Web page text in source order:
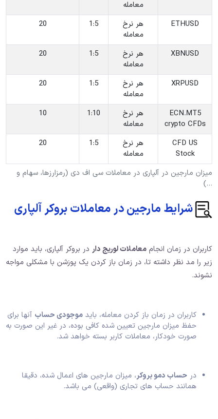
میزان مارجین در آلپاری در معاملات سی اف دی (رمزارزها، سهام و
…)
معامله
‎ETHUSD
‎هر نرخ
معامله
‎1:5
20
‎XBNUSD
‎هر نرخ
معامله
‎1:5
20
‎XRPUSD
‎هر نرخ
معامله
‎1:5
20
‎ECN.MT5
crypto CFDs
‎هر نرخ
معامله
‎1:10
10
‎CFD US
Stock
‎هر نرخ
معامله
‎1:5
20
شرایط مارجین در معاملات بروکر آلپاری
کاربران در زمان انجام معاملات لوریج دار در بروکر آلپاری، باید موارد
زیر را مد نظر داشته تا، در زمان باز کردن یک پوزشن با مشکلی مواجه
نشوند.
کاربران در زمان باز کردن معامله، باید موجودی حساب آنها برای
حفظ میزان مارجین تعیین شده کافی بوده، در غیر این صورت به
صورت خودکار، معاملات کاربر بسته خواهد شد.
در حساب دمو بروکر، میزان مارجین های اعمال شده، دقیقا
همانند حساب های تجاری (واقعی) می باشد.